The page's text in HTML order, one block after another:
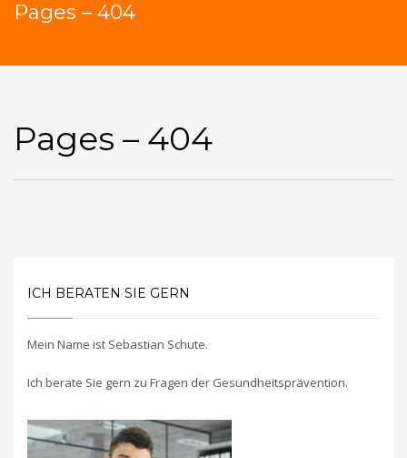
Pages – 404
Pages – 404
ICH BERATEN SIE GERN
Mein Name ist Sebastian Schute.
Ich berate Sie gern zu Fragen der Gesundheitsprävention.